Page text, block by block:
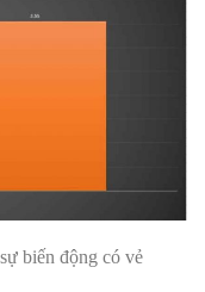
biến động có vẻ